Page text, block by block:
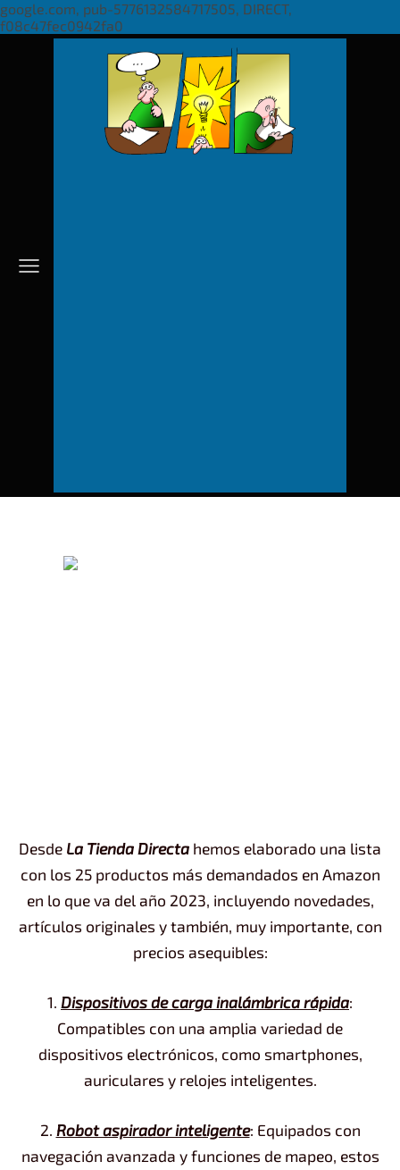
google.com, pub-5776132584717505, DIRECT,
f08c47fec0942fa0
Desde La Tienda Directa hemos elaborado una lista
con los 25 productos más demandados en Amazon
en lo que va del año 2023, incluyendo novedades,
artículos originales y también, muy importante, con
precios asequibles:
1. Dispositivos de carga inalámbrica rápida:
Compatibles con una amplia variedad de
dispositivos electrónicos, como smartphones,
auriculares y relojes inteligentes.
2. Robot aspirador inteligente: Equipados con
navegación avanzada y funciones de mapeo, estos